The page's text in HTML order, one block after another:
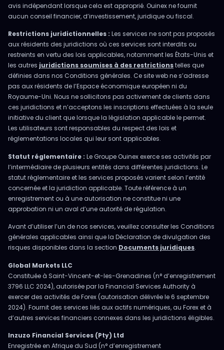
avis indépendant lorsque cela est approprié. Ouinex ne fournit
aucun conseil financier, d’investissement, juridique ou fiscal.
Restrictions juridictionnelles : Les services ne sont pas proposés
aux résidents des juridictions où ces services sont interdits ou
restreints en vertu des lois applicables, notamment les États-Unis et
les autres juridictions soumises à des restrictionstelles que
définies dans nos Conditions générales. Ce site web ne s’adresse
pas aux résidents de l’Espace économique européen ni du
Royaume-Uni. Nous ne sollicitons pas activement de clients dans
ces juridictions et n’acceptons les inscriptions effectuées à la seule
initiative du client que lorsque la législation applicable le permet.
Les utilisateurs sont responsables du respect des lois et
réglementations locales qui leur sont applicables.
Statut réglementaire : Le Groupe Ouinex exerce ses activités par
l’intermédiaire de plusieurs entités dans différentes juridictions. Le
statut réglementaire et les services proposés varient selon l’entité
concernée et la juridiction applicable. Toute référence à un
enregistrement ou à une autorisation ne constitue ni une
approbation ni un aval d’une autorité de régulation.
Avant d’utiliser l’un de nos services, veuillez consulter les Conditions
générales applicables ainsi que la Déclaration de divulgation des
risques disponibles dans la section Documents juridiques.
Global Markets LLC
Constituée à Saint-Vincent-et-les-Grenadines (n° d’enregistrement
3796 LLC 2024), autorisée par la Financial Services Authority à
exercer des activités de Forex (autorisation délivrée le 6 septembre
2024). Fournit des services liés aux actifs numériques, au Forex et à
d’autres services financiers connexes dans les juridictions éligibles.
Inzuzo Financial Services (Pty) Ltd
Enregistrée en Afrique du Sud (n° d’enregistrement